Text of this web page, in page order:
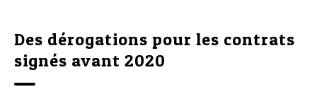
Des dérogations pour les contrats
signés avant 2020